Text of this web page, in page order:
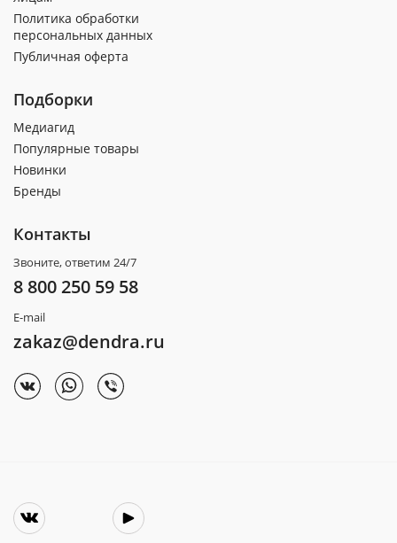
Политика обработки
персональных данных
Публичная оферта
Подборки
Медиагид
Популярные товары
Новинки
Бренды
Контакты
Звоните, ответим 24/7
8 800 250 59 58
E-mail
zakaz@dendra.ru